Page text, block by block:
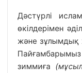
Дәстүрлі
өкілдерімен
және зұлымдық
Пайғамбарымыз
зиммиға